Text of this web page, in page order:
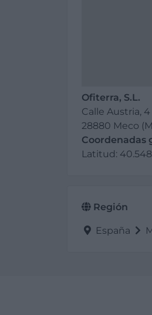
Ofiterra, S.L.
Calle Austria, 4
28880 Meco
Coordenadas
Latitud:
Región
España